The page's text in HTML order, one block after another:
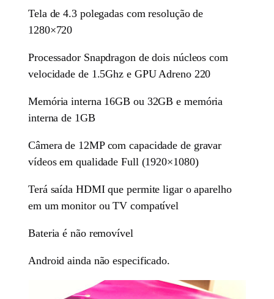
Tela de 4.3 polegadas com resolução de
1280×720
Processador Snapdragon de dois núcleos com
velocidade de 1.5Ghz e GPU Adreno 220
Memória interna 16GB ou 32GB e memória
interna de 1GB
Câmera de 12MP com capacidade de gravar
vídeos em qualidade Full (1920×1080)
Terá saída HDMI que permite ligar o aparelho
em um monitor ou TV compatível
Bateria é não removível
Android ainda não especificado.